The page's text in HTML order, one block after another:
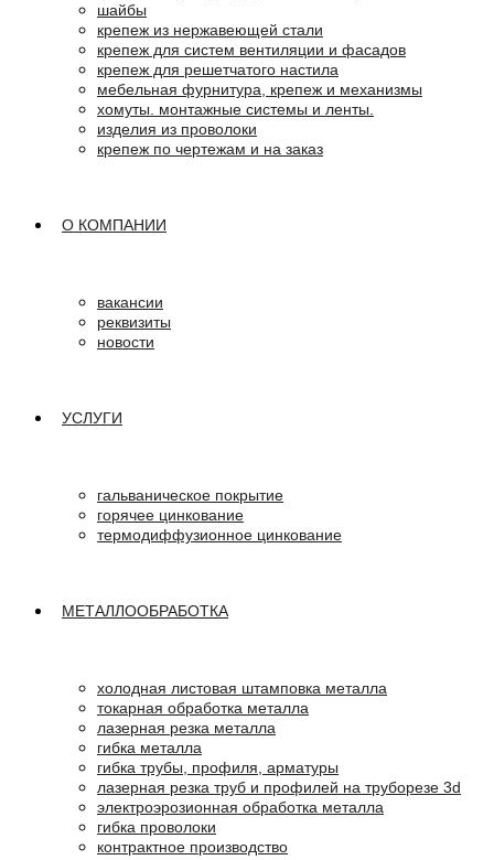
шайбы
крепеж из нержавеющей стали
крепеж для систем вентиляции и фасадов
крепеж для решетчатого настила
мебельная фурнитура, крепеж и механизмы
хомуты. монтажные системы и ленты.
изделия из проволоки
крепеж по чертежам и на заказ
О КОМПАНИИ
вакансии
реквизиты
новости
УСЛУГИ
гальваническое покрытие
горячее цинкование
термодиффузионное цинкование
МЕТАЛЛООБРАБОТКА
холодная листовая штамповка металла
токарная обработка металла
лазерная резка металла
гибка металла
гибка трубы, профиля, арматуры
лазерная резка труб и профилей на труборезе 3d
электроэрозионная обработка металла
гибка проволоки
контрактное производство